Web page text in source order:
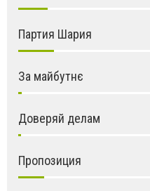
Партия Шария
За майбутнє
Доверяй делам
Пропозиция